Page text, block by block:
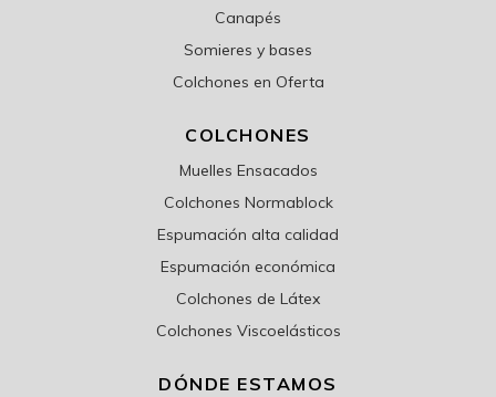
Canapés
Somieres y bases
Colchones en Oferta
COLCHONES
Muelles Ensacados
Colchones Normablock
Espumación alta calidad
Espumación económica
Colchones de Látex
Colchones Viscoelásticos
DÓNDE ESTAMOS